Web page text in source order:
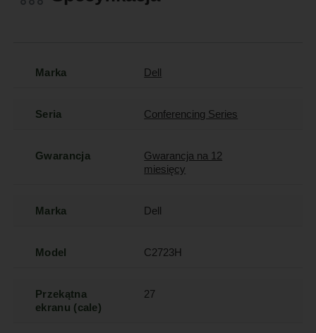
Marka Dell
Seria Conferencing Series
Gwarancja
Gwarancja na 12
miesięcy
Marka Dell
Model C2723H
Przekątna
ekranu (cale)
27